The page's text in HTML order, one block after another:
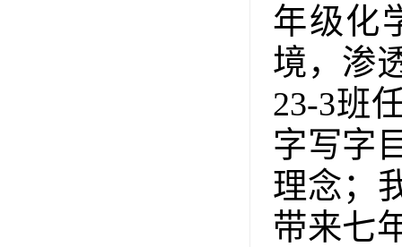
年级化
境，渗
23-3班
字写字
理念；
带来七